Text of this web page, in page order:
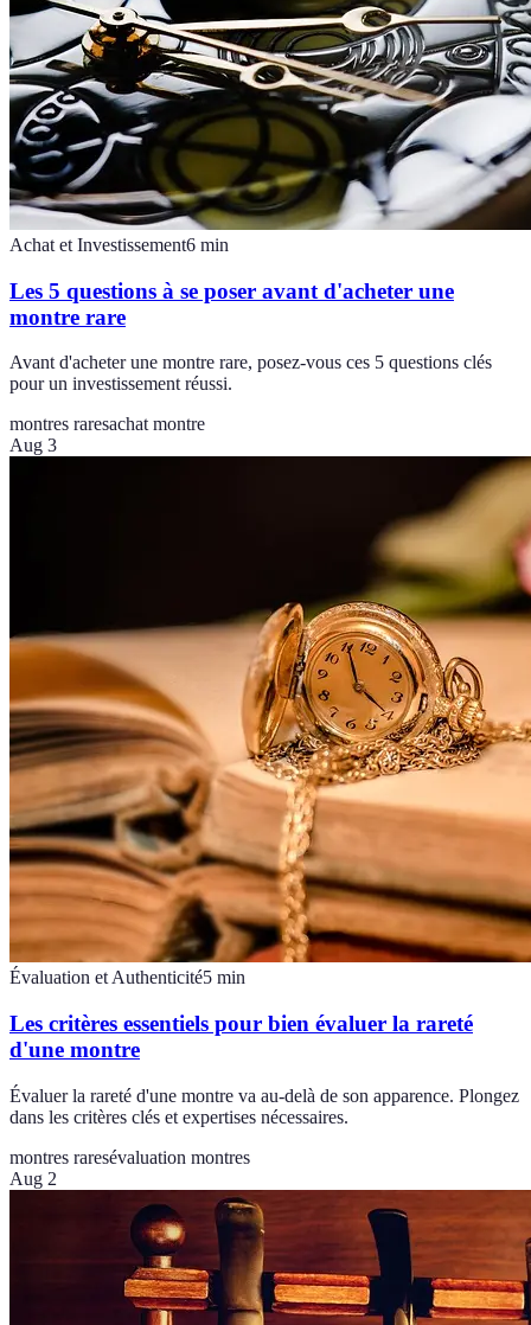
Achat et Investissement6 min
Les 5 questions à se poser avant d'acheter une
montre rare
Avant d'acheter une montre rare, posez-vous ces 5 questions clés
pour un investissement réussi.
montres raresachat montre
Aug 3
Évaluation et Authenticité5 min
Les critères essentiels pour bien évaluer la rareté
d'une montre
Évaluer la rareté d'une montre va au-delà de son apparence. Plongez
dans les critères clés et expertises nécessaires.
montres raresévaluation montres
Aug 2